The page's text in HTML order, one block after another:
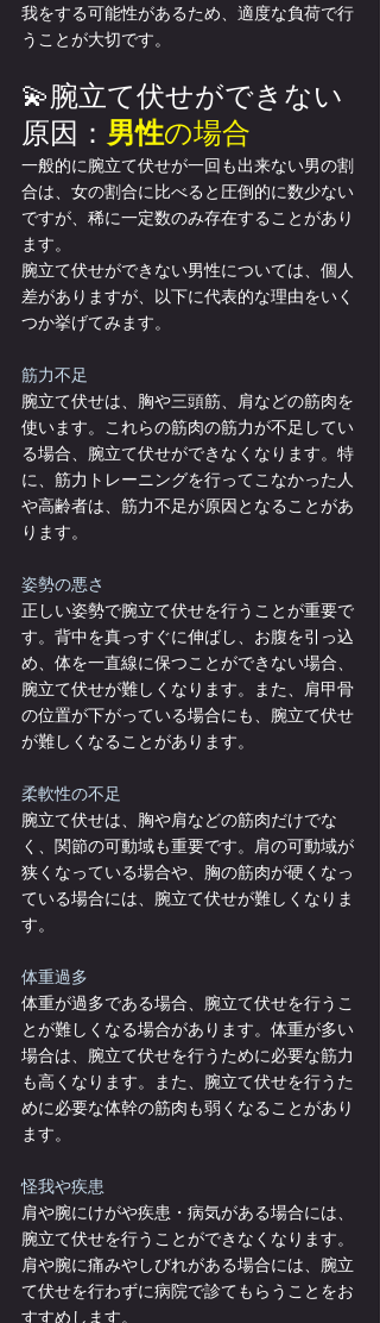
我をする可能性があるため、適度な負荷で行
うことが大切です。
💫腕立て伏せができない
原因： 男性の場合
一般的に腕立て伏せが一回も出来ない男の割
合は、女の割合に比べると圧倒的に数少ない
ですが、稀に一定数のみ存在することがあり
ます。
腕立て伏せができない男性については、個人
差がありますが、以下に代表的な理由をいく
つか挙げてみます。
筋力不足
腕立て伏せは、胸や三頭筋、肩などの筋肉を
使います。これらの筋肉の筋力が不足してい
る場合、腕立て伏せができなくなります。特
に、筋力トレーニングを行ってこなかった人
や高齢者は、筋力不足が原因となることがあ
ります。
姿勢の悪さ
正しい姿勢で腕立て伏せを行うことが重要で
す。背中を真っすぐに伸ばし、お腹を引っ込
め、体を一直線に保つことができない場合、
腕立て伏せが難しくなります。また、肩甲骨
の位置が下がっている場合にも、腕立て伏せ
が難しくなることがあります。
柔軟性の不足
腕立て伏せは、胸や肩などの筋肉だけでな
く、関節の可動域も重要です。肩の可動域が
狭くなっている場合や、胸の筋肉が硬くなっ
ている場合には、腕立て伏せが難しくなりま
す。
体重過多
体重が過多である場合、腕立て伏せを行うこ
とが難しくなる場合があります。体重が多い
場合は、腕立て伏せを行うために必要な筋力
も高くなります。また、腕立て伏せを行うた
めに必要な体幹の筋肉も弱くなることがあり
ます。
怪我や疾患
肩や腕にけがや疾患・病気がある場合には、
腕立て伏せを行うことができなくなります。
肩や腕に痛みやしびれがある場合には、腕立
て伏せを行わずに病院で診てもらうことをお
すすめします。